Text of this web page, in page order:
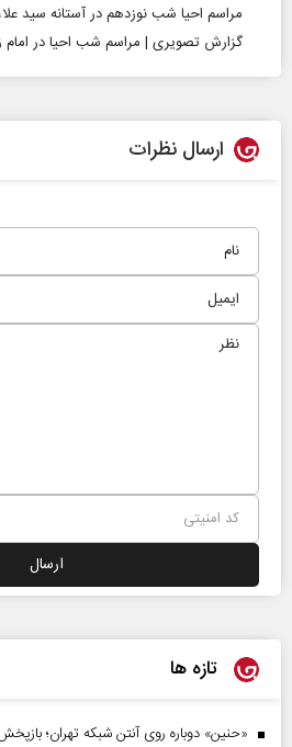
مراسم احیا شب نوزدهم در آستانه سید
گزارش تصویری | مراسم شب احیا در امام
ارسال نظرات
تازه ها
«حنین» دوباره روی آنتن شبکه تهران؛